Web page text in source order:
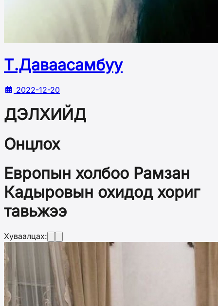
Т.Даваасамбуу
2022-12-20
ДЭЛХИЙД
Онцлох
Европын холбоо Рамзан
Кадыровын охидод хориг
тавьжээ
Хуваалцах: